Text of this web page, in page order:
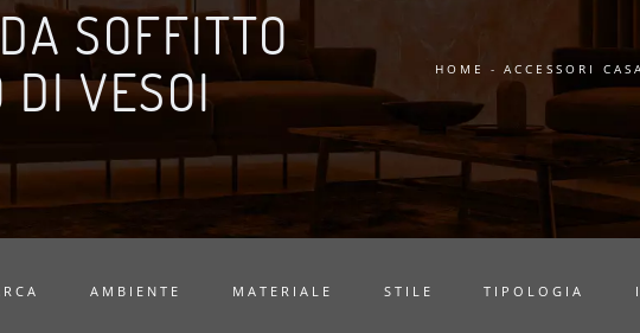
SOFFITTO
DI VESOI
HOME - ACCESSORI CASA
AMBIENTE MATERIALE STILE TIPOLOGIA